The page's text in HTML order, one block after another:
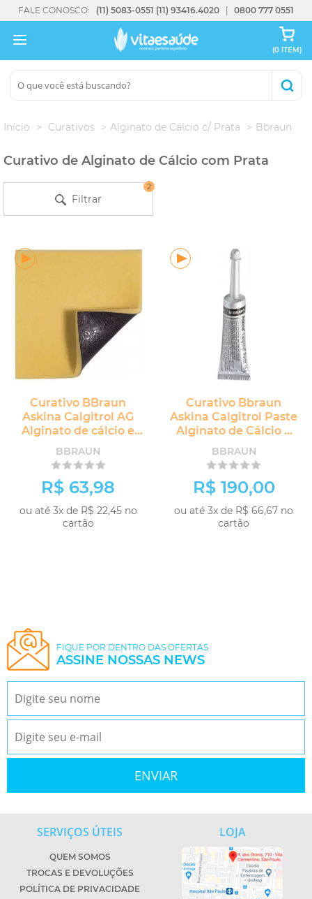
FALE CONOSCO: (11) 5083-0551 (11) 93416.4020 0800 777 0551
(0 ITEM)
Início Curativos Alginato de Cálcio c/ Prata Bbraun
Curativo de Alginato de Cálcio com Prata
Filtrar
2
Curativo BBraun
Askina Calgitrol AG
Alginato de cálcio e
Prata
BBRAUN
R$ 63,98
ou até 3x de R$ 22,45 no
cartão
Curativo Bbraun
Askina Calgitrol Paste
Alginato de Cálcio e
Prata
BBRAUN
R$ 190,00
ou até 3x de R$ 66,67 no
cartão
FIQUE POR DENTRO DAS OFERTAS
ASSINE NOSSAS NEWS
SERVIÇOS ÚTEIS
QUEM SOMOS
TROCAS E DEVOLUÇÕES
POLÍTICA DE PRIVACIDADE
LOJA